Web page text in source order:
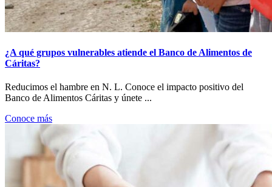
¿A qué grupos vulnerables atiende el Banco de Alimentos de
Cáritas?
Reducimos el hambre en N. L. Conoce el impacto positivo del
Banco de Alimentos Cáritas y únete ...
Conoce más